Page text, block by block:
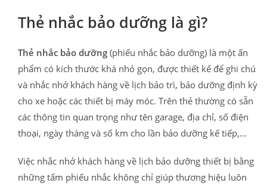
Thẻ nhắc bảo dưỡng là gì?
Thẻ nhắc bảo dưỡng (phiếu nhắc bảo dưỡng) là một ấn
phẩm có kích thước khá nhỏ gọn, được thiết kế để ghi chú
và nhắc nhở khách hàng về lịch bảo trì, bảo dưỡng định kỳ
cho xe hoặc các thiết bị máy móc. Trên thẻ thường có sẵn
các thông tin quan trọng như tên garage, địa chỉ, số điện
thoại, ngày tháng và số km cho lần bảo dưỡng kế tiếp,…
Việc nhắc nhở khách hàng về lịch bảo dưỡng thiết bị bằng
những tấm phiếu nhắc không chỉ giúp thương hiệu luôn